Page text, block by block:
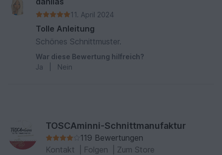
11. April 2024
Tolle Anleitung
Schönes Schnittmuster.
War diese Bewertung hilfreich?
Ja
Nein
TOSCAminni-Schnittmanufaktur
119 Bewertungen
Kontakt
Folgen Zum Store